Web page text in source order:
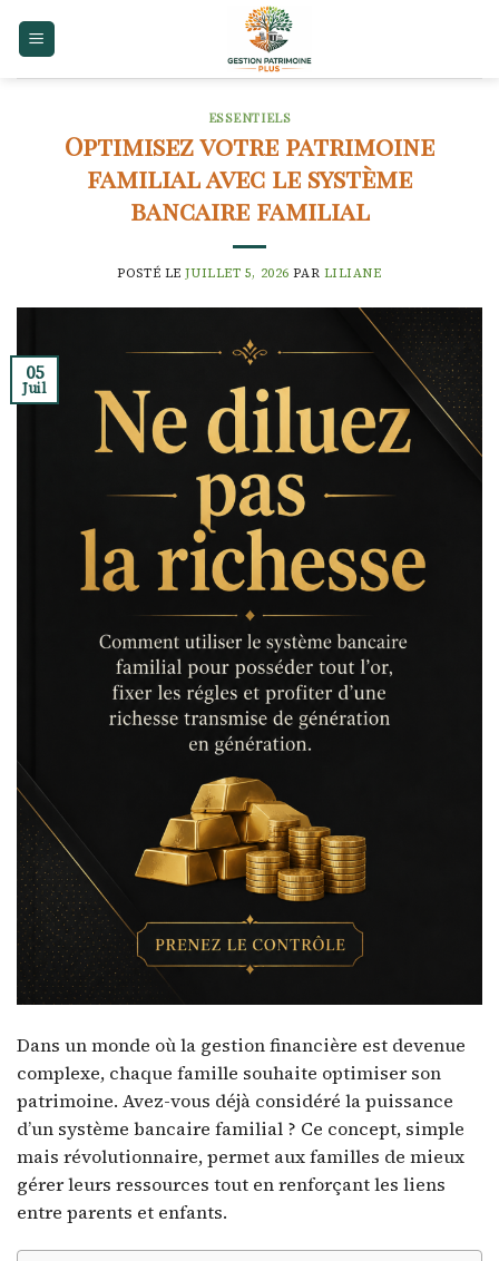
ESSENTIELS
Optimisez votre patrimoine
familial avec le système
bancaire familial
POSTÉ LEJUILLET 5, 2026 PAR LILIANE
05
Juil
Dans un monde où la gestion financière est devenue
complexe, chaque famille souhaite optimiser son
patrimoine. Avez-vous déjà considéré la puissance
d’un système bancaire familial ? Ce concept, simple
mais révolutionnaire, permet aux familles de mieux
gérer leurs ressources tout en renforçant les liens
entre parents et enfants.